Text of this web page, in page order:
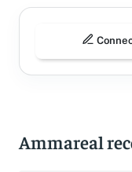
Ammareal